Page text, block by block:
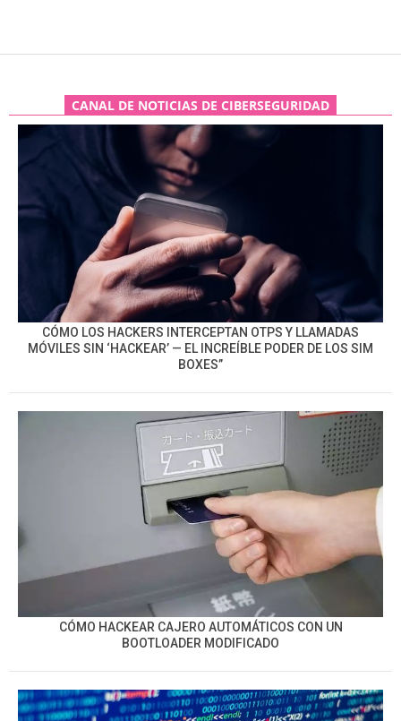
CANAL DE NOTICIAS DE CIBERSEGURIDAD
CÓMO LOS HACKERS INTERCEPTAN OTPS Y LLAMADAS
MÓVILES SIN ‘HACKEAR’ — EL INCREÍBLE PODER DE LOS SIM
BOXES”
CÓMO HACKEAR CAJERO AUTOMÁTICOS CON UN
BOOTLOADER MODIFICADO